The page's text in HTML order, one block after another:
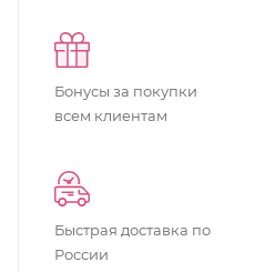
Бонусы за покупки
всем клиентам
Быстрая доставка по
России